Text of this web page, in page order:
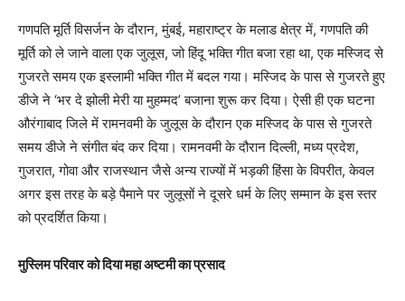
गणपति मूर्ति विसर्जन के दौरान, मुंबई, महाराष्ट्र के मलाड क्षेत्र में, गणपति की
मूर्ति को ले जाने वाला एक जुलूस, जो हिंदू भक्ति गीत बजा रहा था, एक मस्जिद से
गुजरते समय एक इस्लामी भक्ति गीत में बदल गया। मस्जिद के पास से गुजरते हुए
डीजे ने ‘भर दे झोली मेरी या मुहम्मद’ बजाना शुरू कर दिया। ऐसी ही एक घटना
औरंगाबाद जिले में रामनवमी के जुलूस के दौरान एक मस्जिद के पास से गुजरते
समय डीजे ने संगीत बंद कर दिया। रामनवमी के दौरान दिल्ली, मध्य प्रदेश,
गुजरात, गोवा और राजस्थान जैसे अन्य राज्यों में भड़की हिंसा के विपरीत, केवल
अगर इस तरह के बड़े पैमाने पर जुलूसों ने दूसरे धर्म के लिए सम्मान के इस स्तर
को प्रदर्शित किया।
मुस्लिम परिवार को दिया महा अष्टमी का प्रसाद